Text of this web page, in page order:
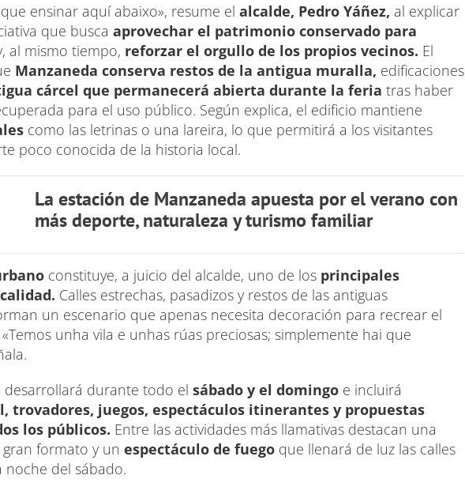
ensinar aquí abaixo», resume el alcalde, Pedro Yáñez, al explicar
que busca aprovechar el patrimonio conservado para
al mismo tiempo, reforzar el orgullo de los propios vecinos. El
Manzaneda conserva restos de la antigua muralla, edificaciones
cárcel que permanecerá abierta durante la feria tras haber
para el uso público. Según explica, el edificio mantiene
como las letrinas o una lareira, lo que permitirá a los visitantes
poco conocida de la historia local.
La estación de Manzaneda apuesta por el verano con
más deporte, naturaleza y turismo familiar
constituye, a juicio del alcalde, uno de los principales
Calles estrechas, pasadizos y restos de las antiguas
un escenario que apenas necesita decoración para recrear el
unha vila e unhas rúas preciosas; simplemente hai que
desarrollará durante todo el sábado y el domingo e incluirá
trovadores, juegos, espectáculos itinerantes y propuestas
los públicos. Entre las actividades más llamativas destacan una
formato y un espectáculo de fuego que llenará de luz las calles
noche del sábado.